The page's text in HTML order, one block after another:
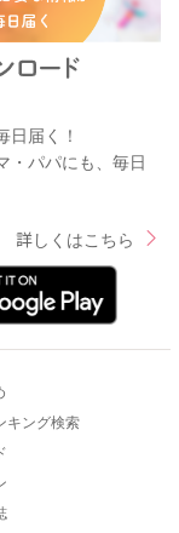
日届く！
・パパにも、毎日
詳しくはこちら
キング検索